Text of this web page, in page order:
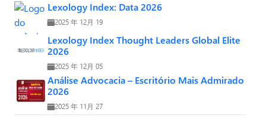
Lexology Index: Data 2026
2025 年 12月 19
Lexology Index Thought Leaders Global Elite
2026
2025 年 12月 05
Análise Advocacia – Escritório Mais Admirado
2026
2025 年 11月 27